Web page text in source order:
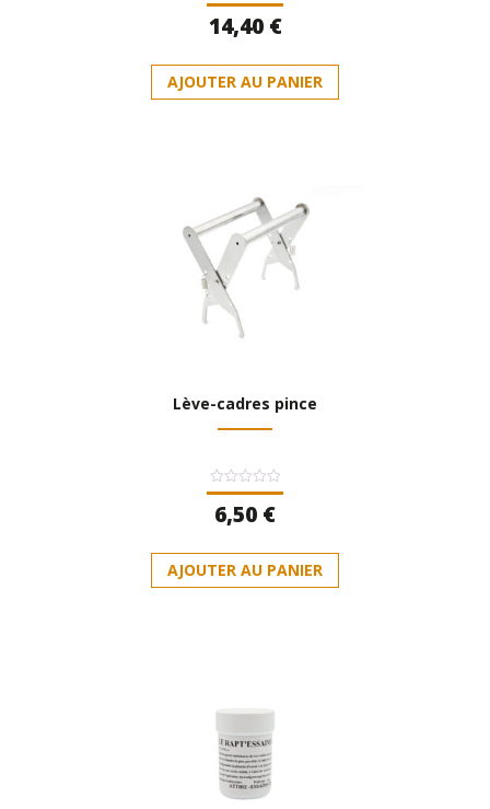
Note
0
sur
14,40 €
AJOUTER AU PANIER
Lève-cadres pince
Note
0
sur
6,50 €
AJOUTER AU PANIER